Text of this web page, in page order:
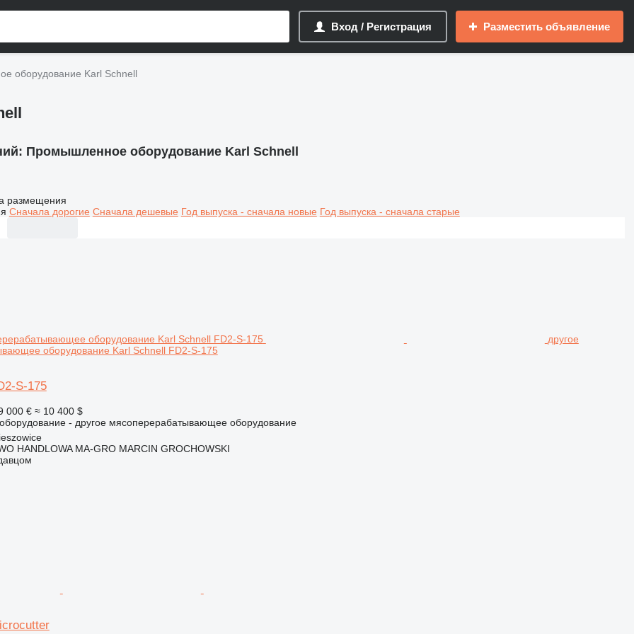
Вход / Регистрация Разместить объявление
оборудование Karl Schnell
Промышленное оборудование Karl Schnell
размещения
Сначала дорогие Сначала дешевые Год выпуска - сначала новые Год выпуска - сначала старые
другое
оборудование Karl Schnell FD2-S-175
S-175
000 € ≈ 10 400 $
- другое мясоперерабатывающее оборудование
HANDLOWA MA-GRO MARCIN GROCHOWSKI